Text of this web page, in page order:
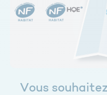
Vous